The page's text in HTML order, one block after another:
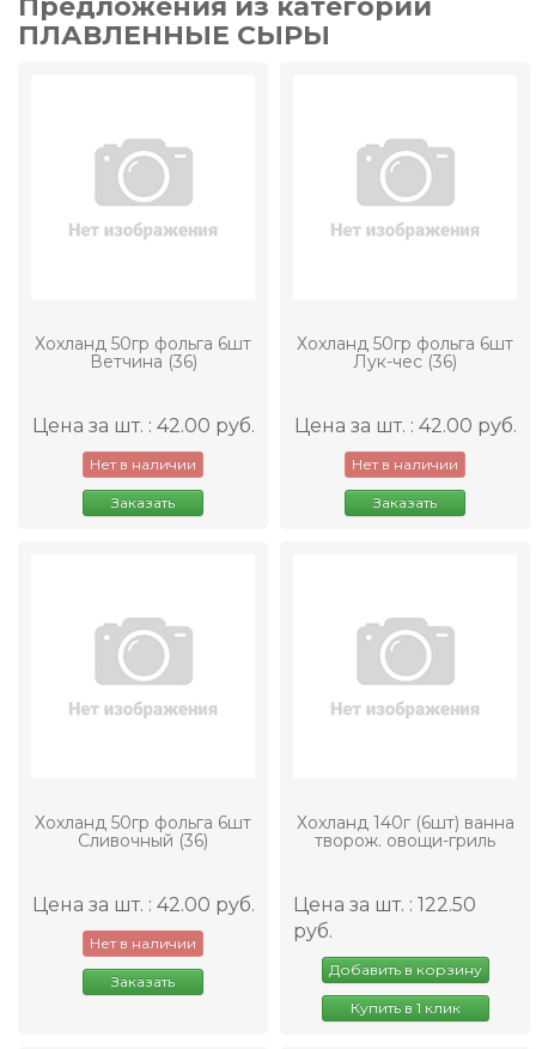
Предложения из категории
ПЛАВЛЕННЫЕ СЫРЫ
Хохланд 50гр фольга 6шт
Ветчина (36)
Цена за шт. : 42.00 руб.
Нет в наличии
Заказать
Хохланд 50гр фольга 6шт
Лук-чес (36)
Цена за шт. : 42.00 руб.
Нет в наличии
Заказать
Хохланд 50гр фольга 6шт
Сливочный (36)
Цена за шт. : 42.00 руб.
Нет в наличии
Заказать
Хохланд 140г (6шт) ванна
творож. овощи-гриль
Цена за шт. : 122.50
руб.
Добавить в корзину
Купить в 1 клик